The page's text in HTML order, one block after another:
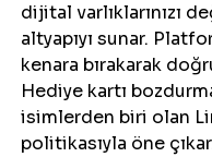
dijital varlıklarınızı
altyapıyı sunar.
kenara bırakarak
Hediye kartı
isimlerden biri olan
politikasıyla öne